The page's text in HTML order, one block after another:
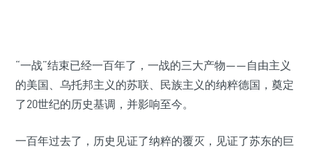
“一战”结束已经一百年了，一战的三大产物——自由主义
的美国、乌托邦主义的苏联、民族主义的纳粹德国，奠定
了20世纪的历史基调，并影响至今。
一百年过去了，历史见证了纳粹的覆灭，见证了苏东的巨